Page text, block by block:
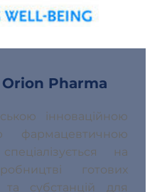
Pharma
інноваційною
фармацевтичною
на
готових
субстанцій для